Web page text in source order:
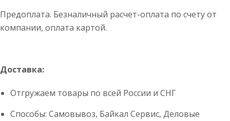
Предоплата. Безналичный расчет-оплата по счету от
компании, оплата картой.
Доставка:
Отгружаем товары по всей России и СНГ
Способы: Самовывоз, Байкал Сервис, Деловые